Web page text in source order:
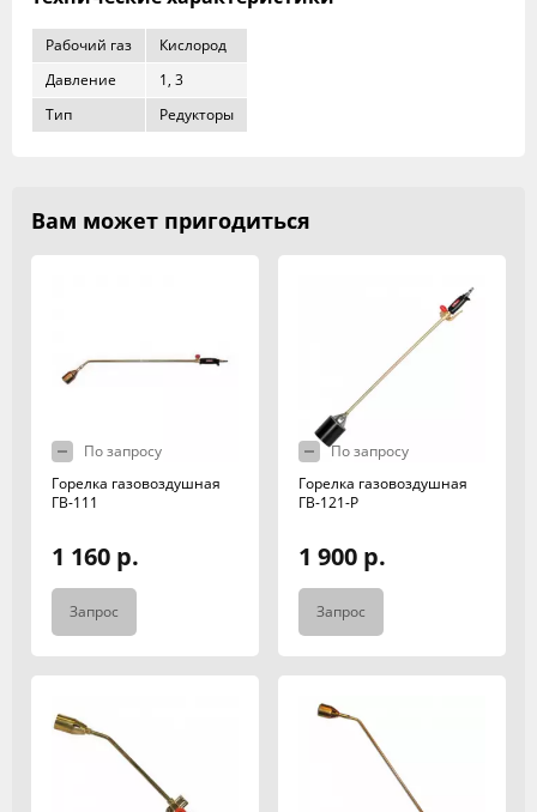
Рабочий газ
Кислород
Давление
1, 3
Тип
Редукторы
Вам может пригодиться
По запросу
Горелка газовоздушная
ГВ-111
1 160 р.
Запрос
По запросу
Горелка газовоздушная
ГВ-121-Р
1 900 р.
Запрос